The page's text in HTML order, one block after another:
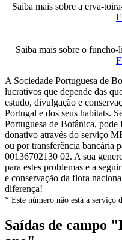
Saiba mais sobre a erva-
Saiba mais sobre o funcho-
A Sociedade Portuguesa de
lucrativos que depende das
estudo, divulgação e
Portugal e dos seus habitats.
Portuguesa de Botânica, pode
donativo através do serviço
ou por transferência bancária
00136702130 02. A sua
para estes problemas e a
e conservação da flora
diferença!
* Este número não está a serviço
Saídas de campo